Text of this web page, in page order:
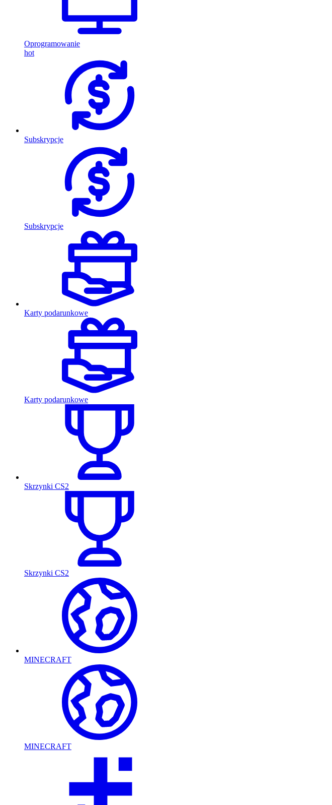
Oprogramowanie
hot
Subskrypcje
Subskrypcje
Karty podarunkowe
Karty podarunkowe
Skrzynki CS2
Skrzynki CS2
MINECRAFT
MINECRAFT